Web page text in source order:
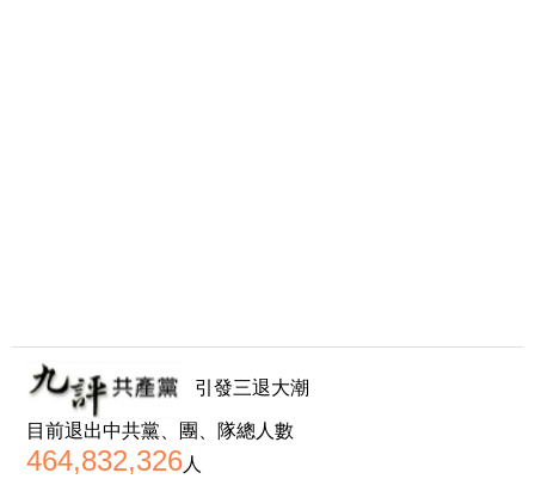
引發三退大潮
目前退出中共黨、團、隊總人數
464,832,326人